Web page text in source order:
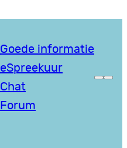
Goede informatie
eSpreekuur
Chat
Forum